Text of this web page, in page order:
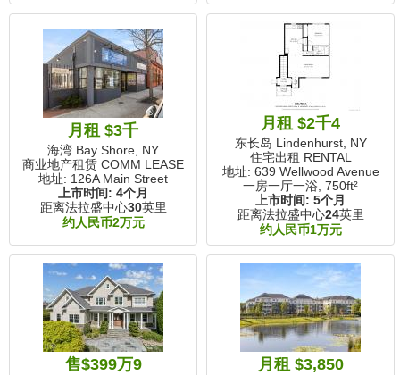
月租 $3千
海湾 Bay Shore, NY
商业地产租赁 COMM LEASE
地址: 126A Main Street
上市时间: 4个月
距离法拉盛中心30英里
约人民币2万元
月租 $2千4
东长岛 Lindenhurst, NY
住宅出租 RENTAL
地址: 639 Wellwood Avenue
一房一厅一浴, 750ft²
上市时间: 5个月
距离法拉盛中心24英里
约人民币1万元
售$399万9 月租 $3,850